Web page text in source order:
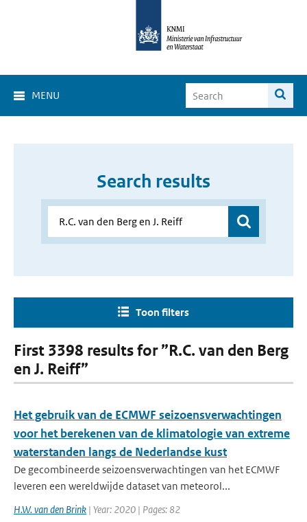
MENU
Search results
Toon filters
First 3398 results for ”R.C. van den Berg
en J. Reiff”
Het gebruik van de ECMWF seizoensverwachtingen
voor het berekenen van de klimatologie van extreme
waterstanden langs de Nederlandse kust
De gecombineerde seizoensverwachtingen van het ECMWF
leveren een wereldwijde dataset van meteorol...
H.W. van den Brink | Year: 2020 | Pages: 82